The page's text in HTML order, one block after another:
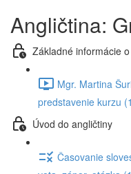
Angličtina:
Základné informácie
Mgr. Martina
predstavenie kurzu
Úvod do angličtiny
Časovanie